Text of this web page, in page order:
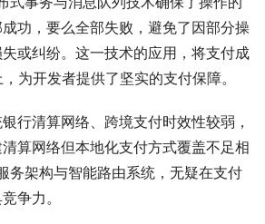
功，要么全部失败，避免了因部分操
或纠纷。这一技术的应用，将支付成
为开发者提供了坚实的支付保障。
行清算网络、跨境支付时效性较弱，
算网络但本地化支付方式覆盖不足相
务架构与智能路由系统，无疑在支付
争力。